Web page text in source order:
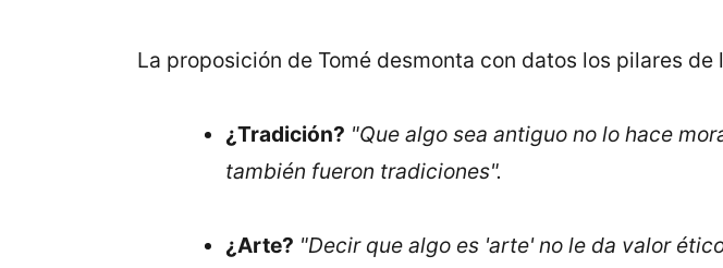
La proposición de Tomé desmonta con datos los pilares
¿Tradición? "Que algo sea antiguo no lo hace
también fueron tradiciones".
¿Arte? "Decir que algo es 'arte' no le da valor